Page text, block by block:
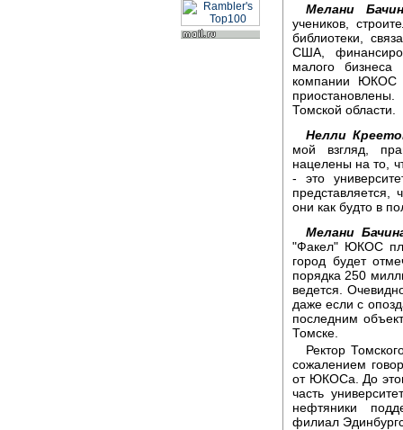
Мелани
учеников,
библиотеки,
США,
малого
компании ЮКОС
Томской области.
Нелли
мой взгляд,
нацелены на то,
- это
они как будто в
Мелани
"Факел" ЮКОС
город будет
порядка 250
ведется.
даже если с
последним
Томске.
Ректор
сожалением
от ЮКОСа. До
часть
нефтяники
филиал